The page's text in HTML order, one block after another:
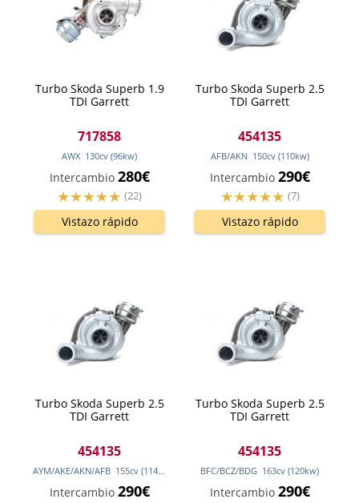
Turbo Skoda Superb 1.9
TDI Garrett
717858
AWX 130cv (96kw)
Intercambio 280€
(22)
Vistazo rápido
Turbo Skoda Superb 2.5
TDI Garrett
454135
AFB/AKN 150cv (110kw)
Intercambio 290€
(7)
Vistazo rápido
Turbo Skoda Superb 2.5
TDI Garrett
454135
AYM/AKE/AKN/AFB 155cv (114kw
Intercambio 290€
Turbo Skoda Superb 2.5
TDI Garrett
454135
BFC/BCZ/BDG 163cv (120kw)
Intercambio 290€